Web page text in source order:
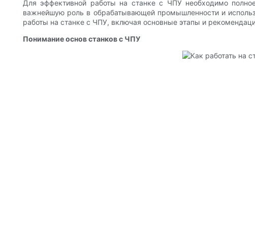
Для эффективной работы на станке с ЧПУ необходимо
важнейшую роль в обрабатывающей промышленности и
работы на станке с ЧПУ, включая основные этапы и
Понимание основ станков с ЧПУ